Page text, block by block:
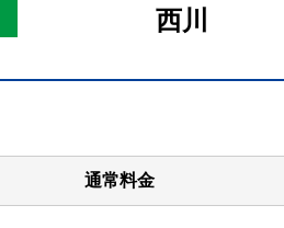
西川
通常料金